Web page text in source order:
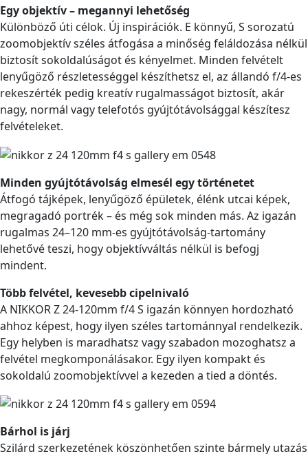
Egy objektív – megannyi lehetőség
Különböző úti célok. Új inspirációk. E könnyű, S sorozatú
zoomobjektív széles átfogása a minőség feláldozása nélkül
biztosít sokoldalúságot és kényelmet. Minden felvételt
lenyűgöző részletességgel készíthetsz el, az állandó f/4-es
rekeszérték pedig kreatív rugalmasságot biztosít, akár
nagy, normál vagy telefotós gyújtótávolsággal készítesz
felvételeket.
Minden gyújtótávolság elmesél egy történetet
Átfogó tájképek, lenyűgöző épületek, élénk utcai képek,
megragadó portrék – és még sok minden más. Az igazán
rugalmas 24–120 mm-es gyújtótávolság-tartomány
lehetővé teszi, hogy objektívváltás nélkül is befogj
mindent.
Több felvétel, kevesebb cipelnivaló
A NIKKOR Z 24-120mm f/4 S igazán könnyen hordozható
ahhoz képest, hogy ilyen széles tartománnyal rendelkezik.
Egy helyben is maradhatsz vagy szabadon mozoghatsz a
felvétel megkomponálásakor. Egy ilyen kompakt és
sokoldalú zoomobjektívvel a kezeden a tied a döntés.
Bárhol is járj
Szilárd szerkezetének köszönhetően szinte bármely utazás